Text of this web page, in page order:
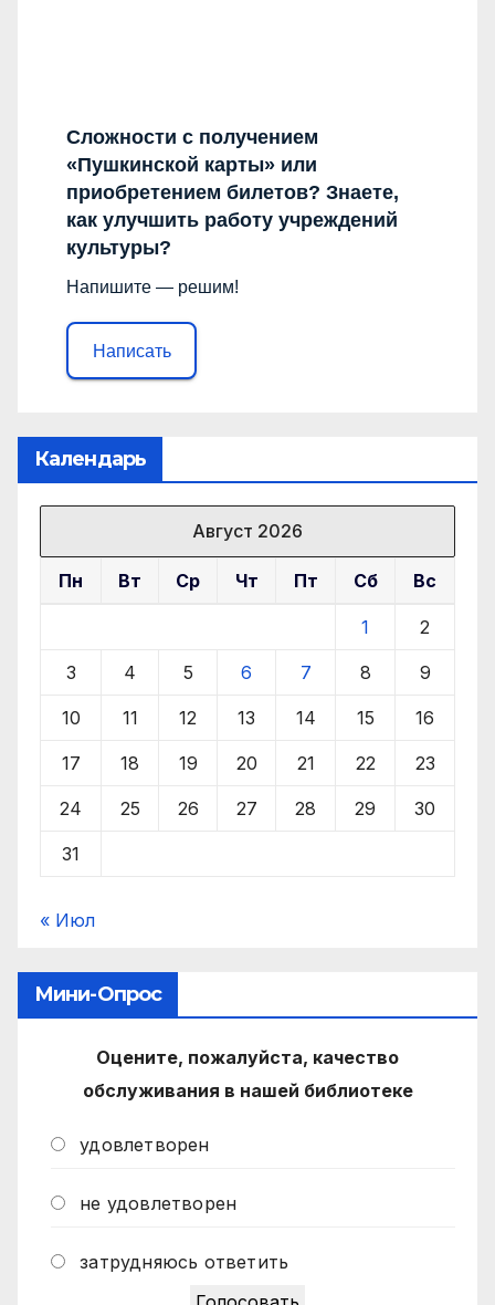
Сложности с получением
«Пушкинской карты» или
приобретением билетов? Знаете,
как улучшить работу учреждений
культуры?
Напишите — решим!
Написать
Календарь
Август 2026
Пн Вт Ср Чт Пт Сб Вс
1 2
3 4 5 6 7 8 9
10 11 12 13 14 15 16
17 18 19 20 21 22 23
24 25 26 27 28 29 30
31
« Июл
Мини-Опрос
Оцените, пожалуйста, качество
обслуживания в нашей библиотеке
удовлетворен
не удовлетворен
затрудняюсь ответить